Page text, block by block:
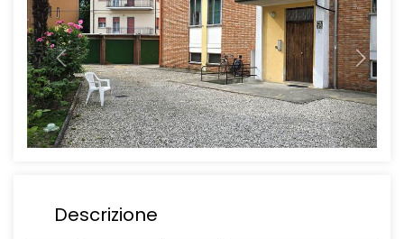
Descrizione